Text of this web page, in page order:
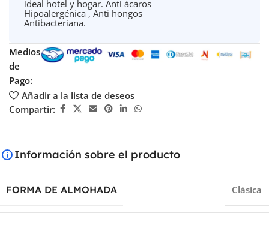
ideal hotel y hogar. Anti ácaros
Hipoalergénica , Anti hongos
Antibacteriana.
Medios
de
Pago:
Añadir a la lista de deseos
Compartir:
Información sobre el producto
FORMA DE ALMOHADA Clásica